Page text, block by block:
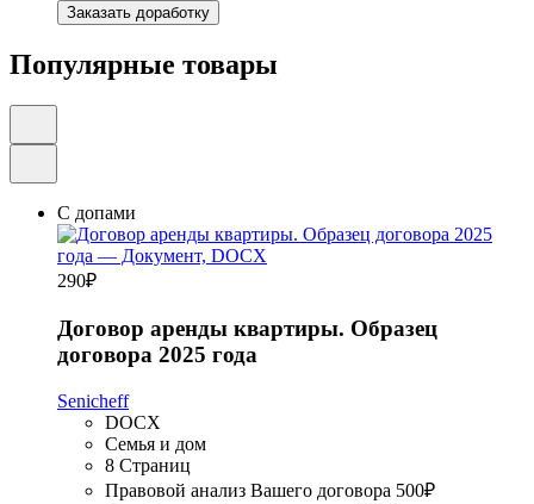
Заказать доработку
Популярные товары
С допами
290₽
Договор аренды квартиры. Образец
договора 2025 года
Senicheff
DOCX
Семья и дом
8 Страниц
Правовой анализ Вашего договора 500₽